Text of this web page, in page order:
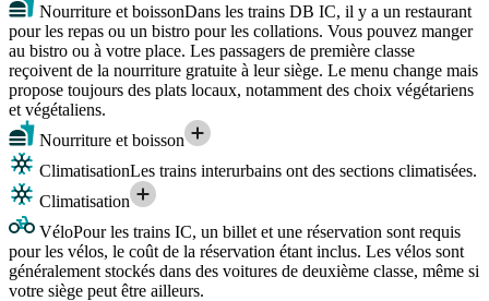
Nourriture et boissonDans les trains DB IC, il y a un restaurant
pour les repas ou un bistro pour les collations. Vous pouvez manger
au bistro ou à votre place. Les passagers de première classe
reçoivent de la nourriture gratuite à leur siège. Le menu change mais
propose toujours des plats locaux, notamment des choix végétariens
et végétaliens.
Nourriture et boisson
ClimatisationLes trains interurbains ont des sections climatisées.
Climatisation
VéloPour les trains IC, un billet et une réservation sont requis
pour les vélos, le coût de la réservation étant inclus. Les vélos sont
généralement stockés dans des voitures de deuxième classe, même si
votre siège peut être ailleurs.